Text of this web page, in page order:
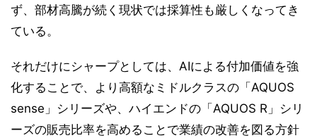
ず、部材高騰が続く現状では採算性も厳しくなってき
ている。
それだけにシャープとしては、AIによる付加価値を強
化することで、より高額なミドルクラスの「AQUOS
sense」シリーズや、ハイエンドの「AQUOS R」シリ
ーズの販売比率を高めることで業績の改善を図る方針